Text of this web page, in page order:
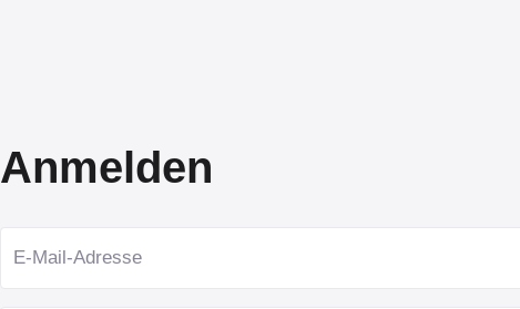
Anmelden
E-Mail-Adresse